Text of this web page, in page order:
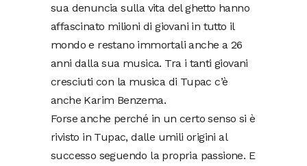
sua denuncia sulla vita del ghetto hanno
affascinato milioni di giovani in tutto il
mondo e restano immortali anche a 26
anni dalla sua musica. Tra i tanti giovani
cresciuti con la musica di Tupac c’è
anche Karim Benzema.
Forse anche perché in un certo senso si è
rivisto in Tupac, dalle umili origini al
successo seguendo la propria passione. E